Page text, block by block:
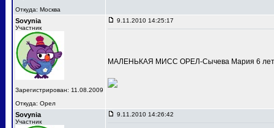
Откуда: Москва
Sovynia
Участник
Зарегистрирован: 11.08.2009
Откуда: Орел
9.11.2010 14:25:17
МАЛЕНЬКАЯ МИСС ОРЕЛ-Сычева Мария 6
Sovynia
Участник
9.11.2010 14:26:42